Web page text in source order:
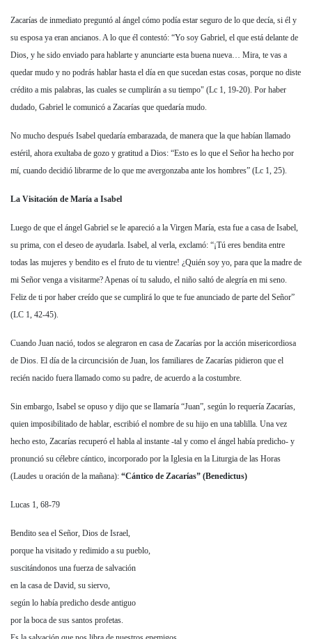
Zacarías de inmediato preguntó al ángel cómo podía estar seguro de lo que decía, si él y
su esposa ya eran ancianos. A lo que él contestó: “Yo soy Gabriel, el que está delante de
Dios, y he sido enviado para hablarte y anunciarte esta buena nueva… Mira, te vas a
quedar mudo y no podrás hablar hasta el día en que sucedan estas cosas, porque no diste
crédito a mis palabras, las cuales se cumplirán a su tiempo" (Lc 1, 19-20). Por haber
dudado, Gabriel le comunicó a Zacarías que quedaría mudo.
No mucho después Isabel quedaría embarazada, de manera que la que habían llamado
estéril, ahora exultaba de gozo y gratitud a Dios: “Esto es lo que el Señor ha hecho por
mí, cuando decidió librarme de lo que me avergonzaba ante los hombres” (Lc 1, 25).
La Visitación de María a Isabel
Luego de que el ángel Gabriel se le apareció a la Virgen María, esta fue a casa de Isabel,
su prima, con el deseo de ayudarla. Isabel, al verla, exclamó: “¡Tú eres bendita entre
todas las mujeres y bendito es el fruto de tu vientre! ¿Quién soy yo, para que la madre de
mi Señor venga a visitarme? Apenas oí tu saludo, el niño saltó de alegría en mi seno.
Feliz de ti por haber creído que se cumplirá lo que te fue anunciado de parte del Señor”
(LC 1, 42-45).
Cuando Juan nació, todos se alegraron en casa de Zacarías por la acción misericordiosa
de Dios. El día de la circuncisión de Juan, los familiares de Zacarías pidieron que el
recién nacido fuera llamado como su padre, de acuerdo a la costumbre.
Sin embargo, Isabel se opuso y dijo que se llamaría “Juan”, según lo requería Zacarías,
quien imposibilitado de hablar, escribió el nombre de su hijo en una tablilla. Una vez
hecho esto, Zacarías recuperó el habla al instante -tal y como el ángel había predicho- y
pronunció su célebre cántico, incorporado por la Iglesia en la Liturgia de las Horas
(Laudes u oración de la mañana): “Cántico de Zacarías” (Benedictus)
Lucas 1, 68-79
Bendito sea el Señor, Dios de Israel,
porque ha visitado y redimido a su pueblo,
suscitándonos una fuerza de salvación
en la casa de David, su siervo,
según lo había predicho desde antiguo
por la boca de sus santos profetas.